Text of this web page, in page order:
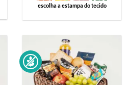
escolha a estampa do tecido